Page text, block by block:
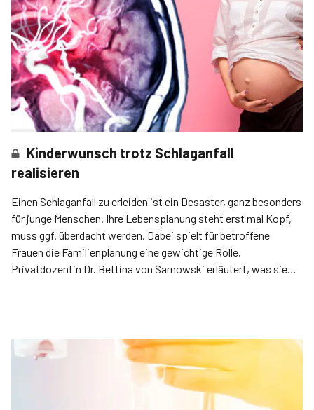
Kinderwunsch trotz Schlaganfall
realisieren
Einen Schlaganfall zu erleiden ist ein Desaster, ganz besonders
für junge Menschen. Ihre Lebensplanung steht erst mal Kopf,
muss ggf. überdacht werden. Dabei spielt für betroffene
Frauen die Familienplanung eine gewichtige Rolle.
Privatdozentin Dr. Bettina von Sarnowski erläutert, was sie